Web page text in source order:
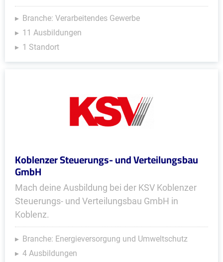
Branche: Verarbeitendes Gewerbe
11 Ausbildungen
1 Standort
Koblenzer Steuerungs- und Verteilungsbau
GmbH
Mach deine Ausbildung bei der KSV Koblenzer
Steuerungs- und Verteilungsbau GmbH in
Koblenz.
Branche: Energieversorgung und Umweltschutz
4 Ausbildungen